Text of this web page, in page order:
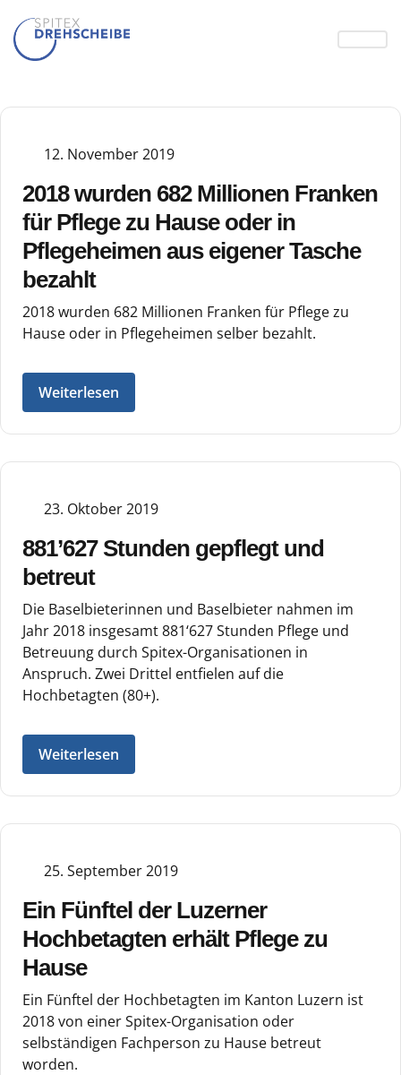
12. November 2019
2018 wurden 682 Millionen Franken
für Pflege zu Hause oder in
Pflegeheimen aus eigener Tasche
bezahlt
2018 wurden 682 Millionen Franken für Pflege zu
Hause oder in Pflegeheimen selber bezahlt.
Weiterlesen
23. Oktober 2019
881’627 Stunden gepflegt und
betreut
Die Baselbieterinnen und Baselbieter nahmen im
Jahr 2018 insgesamt 881‘627 Stunden Pflege und
Betreuung durch Spitex-Organisationen in
Anspruch. Zwei Drittel entfielen auf die
Hochbetagten (80+).
Weiterlesen
25. September 2019
Ein Fünftel der Luzerner
Hochbetagten erhält Pflege zu
Hause
Ein Fünftel der Hochbetagten im Kanton Luzern ist
2018 von einer Spitex-Organisation oder
selbständigen Fachperson zu Hause betreut
worden.